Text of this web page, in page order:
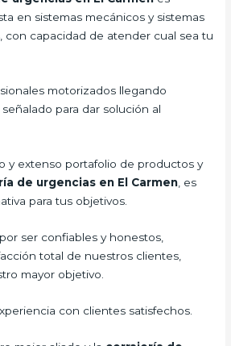
en sistemas mecánicos y sistemas
con capacidad de atender cual sea tu
motorizados llegando
para dar solución al
y extenso portafolio de productos y
de urgencias en El Carmen , es
para tus objetivos.
ser confiables y honestos,
total de nuestros clientes,
mayor objetivo.
con clientes satisfechos.